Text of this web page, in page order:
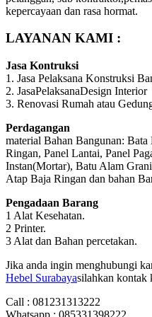
kepercayaan dan rasa hormat.
LAYANAN KAMI :
Jasa Kontruksi
1. Jasa Pelaksana Konstruksi
2. JasaPelaksanaDesign Interior
3. Renovasi Rumah atau
Perdagangan
material Bahan Bangunan:
Ringan, Panel Lantai, Panel
Instan(Mortar), Batu Alam
Atap Baja Ringan dan bahan
Pengadaan Barang
1 Alat Kesehatan.
2 Printer.
3 Alat dan Bahan percetakan.
Jika anda ingin menghubungi
Hebel Surabayasilahkan kontak
Call : 081231313222
Whatsapp : 085331398222